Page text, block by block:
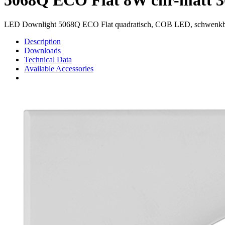
LED Downlight 5068Q ECO Flat quadratisch, COB LED,
Description
Downloads
Technical Data
Available Accessories